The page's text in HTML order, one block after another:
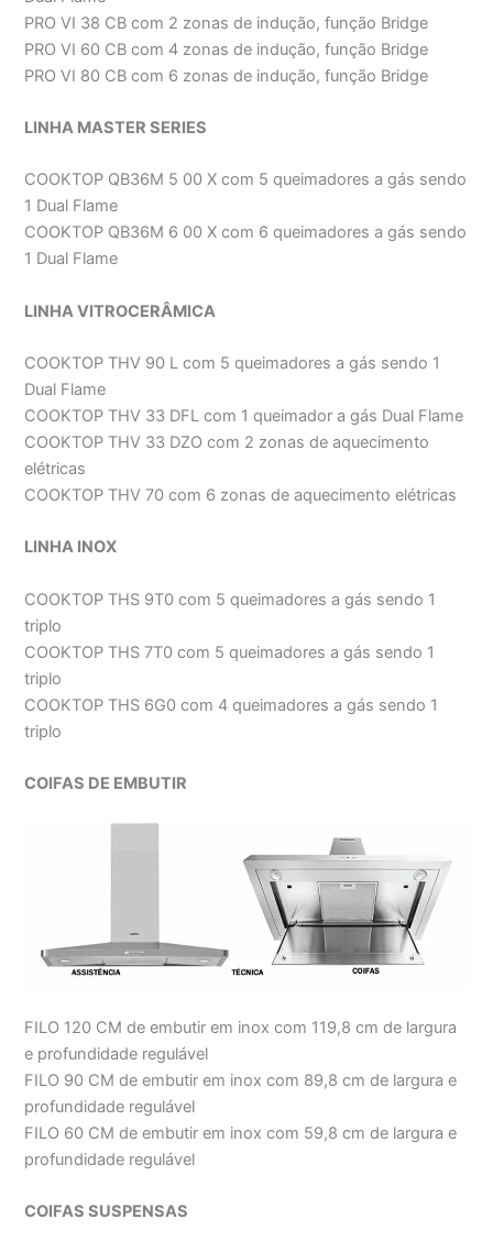
PRO VI 38 CB com 2 zonas de indução, função Bridge
PRO VI 60 CB com 4 zonas de indução, função Bridge
PRO VI 80 CB com 6 zonas de indução, função Bridge
LINHA MASTER SERIES
COOKTOP QB36M 5 00 X com 5 queimadores a gás sendo
1 Dual Flame
COOKTOP QB36M 6 00 X com 6 queimadores a gás sendo
1 Dual Flame
LINHA VITROCERÂMICA
COOKTOP THV 90 L com 5 queimadores a gás sendo 1
Dual Flame
COOKTOP THV 33 DFL com 1 queimador a gás Dual Flame
COOKTOP THV 33 DZO com 2 zonas de aquecimento
elétricas
COOKTOP THV 70 com 6 zonas de aquecimento elétricas
LINHA INOX
COOKTOP THS 9T0 com 5 queimadores a gás sendo 1
triplo
COOKTOP THS 7T0 com 5 queimadores a gás sendo 1
triplo
COOKTOP THS 6G0 com 4 queimadores a gás sendo 1
triplo
COIFAS DE EMBUTIR
FILO 120 CM de embutir em inox com 119,8 cm de largura
e profundidade regulável
FILO 90 CM de embutir em inox com 89,8 cm de largura e
profundidade regulável
FILO 60 CM de embutir em inox com 59,8 cm de largura e
profundidade regulável
COIFAS SUSPENSAS